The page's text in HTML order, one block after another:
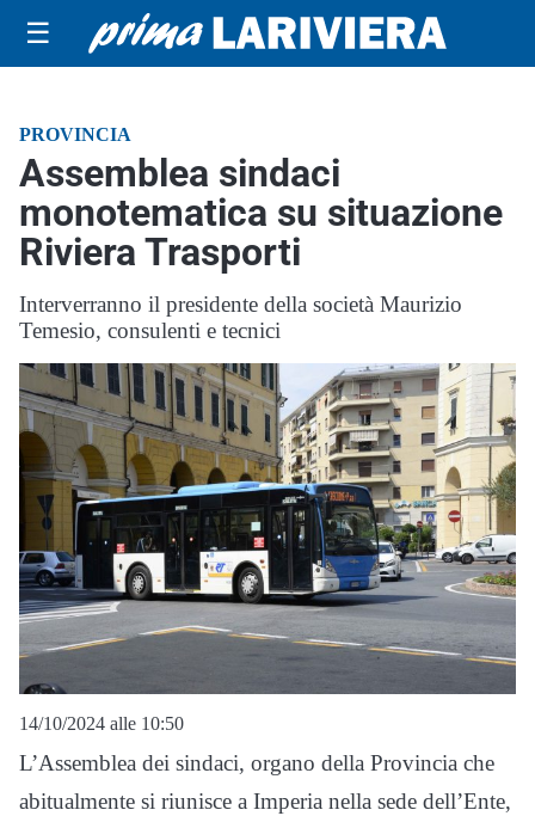
☰
PROVINCIA
Assemblea sindaci
monotematica su situazione
Riviera Trasporti
Interverranno il presidente della società Maurizio
Temesio, consulenti e tecnici
14/10/2024 alle 10:50
L’Assemblea dei sindaci, organo della Provincia che
abitualmente si riunisce a Imperia nella sede dell’Ente,